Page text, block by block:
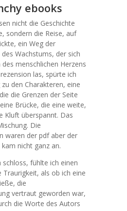
ebooks
nicht die Geschichte
sondern die Reise, auf
ein Weg der
Wachstums, der sich
menschlichen Herzens
las, spürte ich
den Charakteren, eine
die Grenzen der Seite
Brücke, die eine weite,
Kluft überspannt. Das
Die
waren der pdf aber der
nicht ganz an.
schloss, fühlte ich einen
Traurigkeit, als ob ich eine
die
vertraut geworden war,
die Worte des Autors